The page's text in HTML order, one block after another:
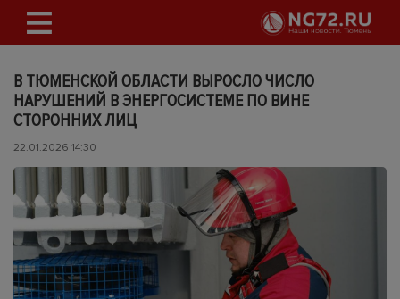
В ТЮМЕНСКОЙ ОБЛАСТИ ВЫРОСЛО ЧИСЛО
НАРУШЕНИЙ В ЭНЕРГОСИСТЕМЕ ПО ВИНЕ
СТОРОННИХ ЛИЦ
22.01.2026 14:30